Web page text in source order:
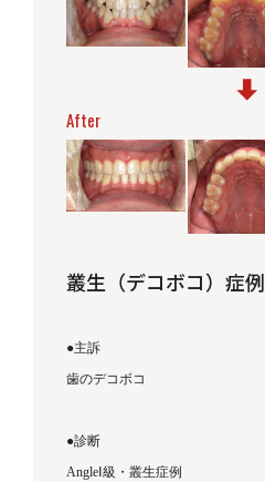
叢生（デコボコ）症例
●主訴
歯のデコボコ
●診断
AngleⅠ 級・叢生症例